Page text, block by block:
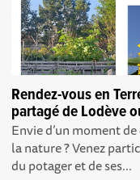
Rendez-vous en
partagé de Lodève
Envie d’un moment
la nature ? Venez
du potager et de ses...